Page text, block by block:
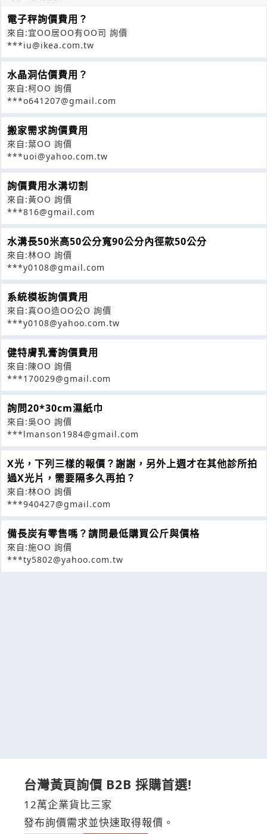
電子秤詢價費用？
來自:宜OO居OO有OO司 詢價
***iu@ikea.com.tw
水晶洞估價費用？
來自:柯OO 詢價
***o641207@gmail.com
搬家需求詢價費用
來自:葉OO 詢價
***uoi@yahoo.com.tw
詢價費用水溝切割
來自:黃OO 詢價
***816@gmail.com
水溝長50米高50公分寬90公分內徑款50公分
來自:林OO 詢價
***y0108@gmail.com
系統模板詢價費用
來自:真OO造OO公O 詢價
***y0108@yahoo.com.tw
健特膚乳膏詢價費用
來自:陳OO 詢價
***170029@gmail.com
詢問20*30cm濕紙巾
來自:吳OO 詢價
***lmanson1984@gmail.com
X光，下列三樣的報價？謝謝，另外上週才在其他診所拍
過X光片，需要隔多久再拍？
來自:林OO 詢價
***940427@gmail.com
備長炭有零售嗎？請問最低購買公斤與價格
來自:施OO 詢價
***ty5802@yahoo.com.tw
台灣黃頁詢價 B2B 採購首選!
12萬企業貨比三家
發布詢價需求並快速取得報價。